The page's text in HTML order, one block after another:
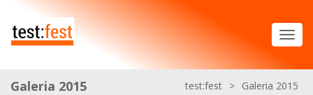
Galeria 2015 test:fest > Galeria 2015